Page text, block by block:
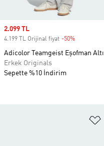
Sale price
2.099 TL
4.199 TL Orijinal fiyat -50%
Adicolor Teamgeist Eşofman Altı
Erkek Originals
Sepette %10 İndirim